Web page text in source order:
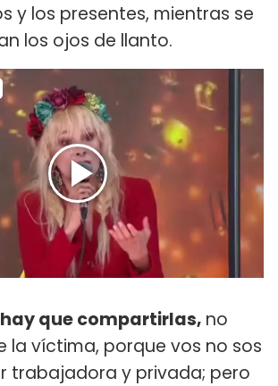
y los presentes, mientras se
los ojos de llanto.
hay que compartirlas, no
la víctima, porque vos no sos
trabajadora y privada; pero